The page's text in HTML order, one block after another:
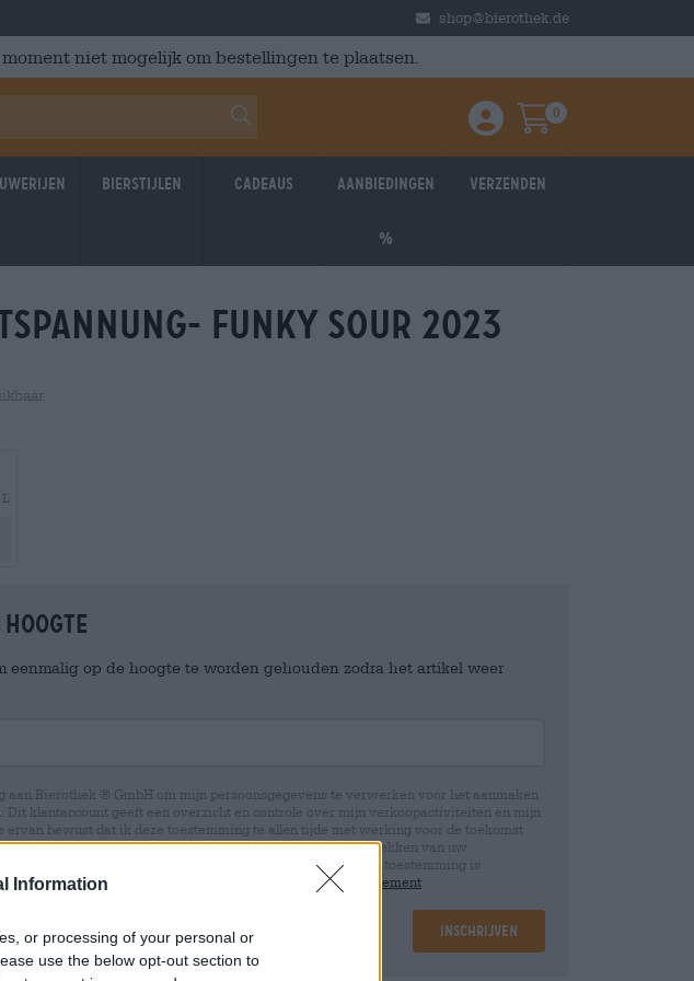
Information
or processing of your personal or
use the below opt-out section to
shop@bierothek.de
niet mogelijk om bestellingen te plaatsen.
Einloggen / Anmelden
Warenkorb
0
Bierstijlen Cadeaus Aanbiedingen
%
Verzenden
funky sour 2023
hoogte
eenmalig op de hoogte te worden gehouden zodra het artikel weer
aan Bierothek ® GmbH om mijn persoonsgegevens te verwerken voor het aanmaken
Dit klantaccount geeft een overzicht en controle over mijn verkoopactiviteiten en mijn
ervan bewust dat ik deze toestemming te allen tijde met werking voor de toekomst
naar shop@bierothek.de. Wij informeren u dat het intrekken van uw
de rechtmatigheid van de verwerking die op basis van uw toestemming is
Meer informatie vindt u in onze
data protection statement
Inschrijven